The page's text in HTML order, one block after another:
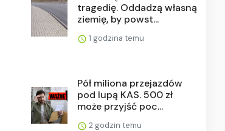
tragedię. Oddadzą własną
ziemię, by powst...
1 godzina temu
Pół miliona przejazdów
pod lupą KAS. 500 zł
może przyjść poc...
2 godzin temu